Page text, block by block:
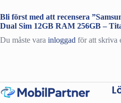
Bli först med att recensera
Dual Sim 12GB RAM 256GB –
Du måste vara inloggad för att skriva